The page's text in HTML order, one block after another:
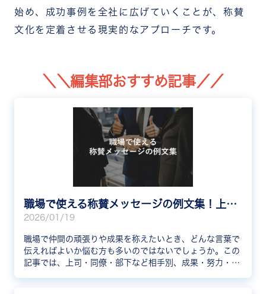
始め、成功事例を全社に広げていくことが、称賛
文化を定着させる現実的なアプローチです。
＼＼編集部おすすめ記事／／
職場で使える称賛メッセージの例文集！上司・同僚・部下への伝え方
2026/01/19
職場で仲間の頑張りや成果を称えたいとき、どんな言葉で
伝えればよいか悩む方も多いのではないでしょうか。この
記事では、上司・同僚・部下など相手別、成果・努力・チ